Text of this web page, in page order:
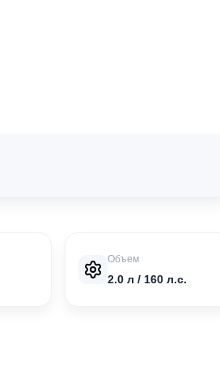
Объем
2.0 л / 160 л.с.